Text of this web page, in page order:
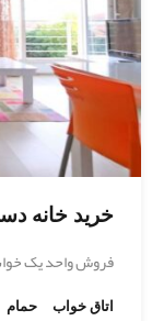
خرید خانه
فروش واحد یک
اتاق خواب حمام